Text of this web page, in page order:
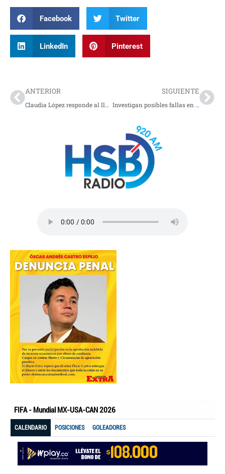
Facebook Twitter
LinkedIn Pinterest
ANTERIOR
Claudia López responde al llamado de Iván Cepeda y genera nuevas reacciones en la contienda presidencial
SIGUIENTE
Investigan posibles fallas en la custodia tras la fuga de alias ‘Tito’ en Pasto